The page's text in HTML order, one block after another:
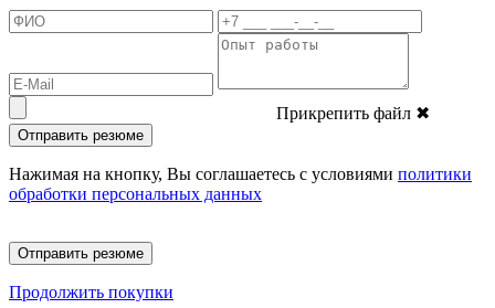
Прикрепить файл ✖
Отправить резюме
Нажимая на кнопку, Вы соглашаетесь с условиями политики
обработки персональных данных
Отправить резюме
Продолжить покупки